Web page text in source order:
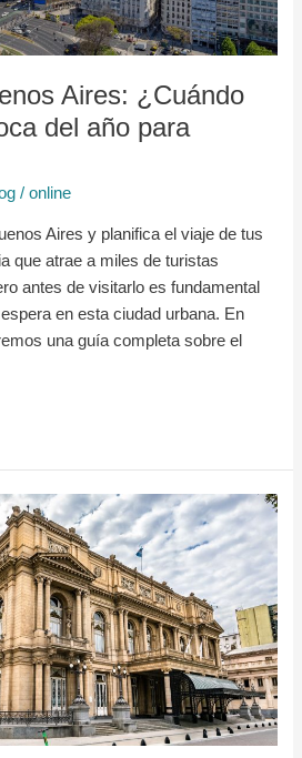
Aires: ¿Cuándo
del año para
/online
Aires y planifica el viaje de tus
que atrae a miles de turistas
antes de visitarlo es fundamental
en esta ciudad urbana. En
una guía completa sobre el